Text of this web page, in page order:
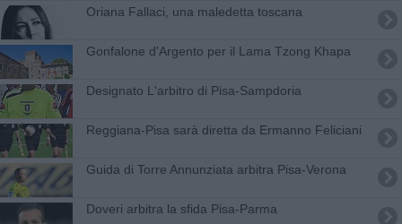
​Oriana Fallaci, una maledetta toscana
Gonfalone d'Argento per il Lama Tzong Khapa
Designato L'arbitro di Pisa-Sampdoria
Reggiana-Pisa sarà diretta da Ermanno Feliciani
Guida di Torre Annunziata arbitra Pisa-Verona
Doveri arbitra la sfida Pisa-Parma